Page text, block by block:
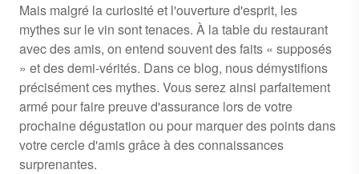
Mais malgré la curiosité et l'ouverture d'esprit, les
mythes sur le vin sont tenaces. À la table du restaurant
avec des amis, on entend souvent des faits « supposés
» et des demi-vérités. Dans ce blog, nous démystifions
précisément ces mythes. Vous serez ainsi parfaitement
armé pour faire preuve d'assurance lors de votre
prochaine dégustation ou pour marquer des points dans
votre cercle d'amis grâce à des connaissances
surprenantes.